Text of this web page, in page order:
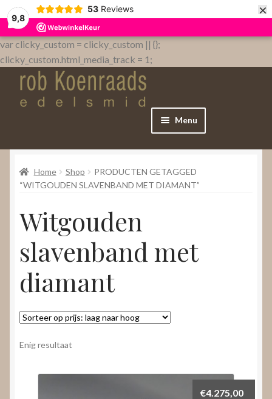
9,8
53 Reviews ×
var clicky_custom = clicky_custom || {};
clicky_custom.html_media_track = 1;
Menu
Home
WebShop
Over
Contact
Nieuws
Video’s
Home Shop
PRODUCTEN GETAGGED
“WITGOUDEN SLAVENBAND MET DIAMANT”
Witgouden
slavenband met
diamant
Enig resultaat
€4.275,00